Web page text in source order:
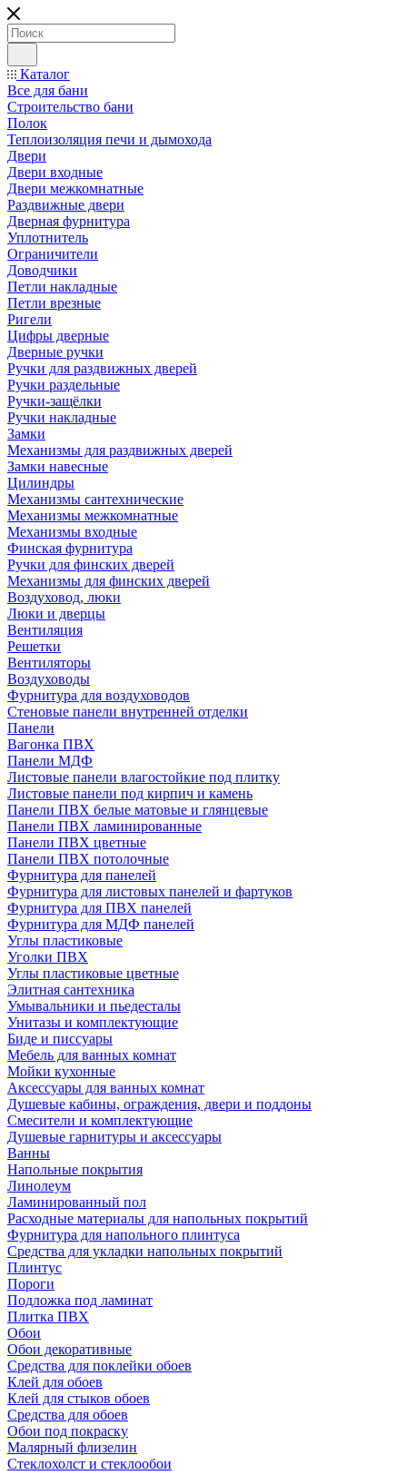
Каталог
Все для бани
Строительство бани
Полок
Теплоизоляция печи и дымохода
Двери
Двери входные
Двери межкомнатные
Раздвижные двери
Дверная фурнитура
Уплотнитель
Ограничители
Доводчики
Петли накладные
Петли врезные
Ригели
Цифры дверные
Дверные ручки
Ручки для раздвижных дверей
Ручки раздельные
Ручки-защёлки
Ручки накладные
Замки
Механизмы для раздвижных дверей
Замки навесные
Цилиндры
Механизмы сантехнические
Механизмы межкомнатные
Механизмы входные
Финская фурнитура
Ручки для финских дверей
Механизмы для финских дверей
Воздуховод, люки
Люки и дверцы
Вентиляция
Решетки
Вентиляторы
Воздуховоды
Фурнитура для воздуховодов
Стеновые панели внутренней отделки
Панели
Вагонка ПВХ
Панели МДФ
Листовые панели влагостойкие под плитку
Листовые панели под кирпич и камень
Панели ПВХ белые матовые и глянцевые
Панели ПВХ ламинированные
Панели ПВХ цветные
Панели ПВХ потолочные
Фурнитура для панелей
Фурнитура для листовых панелей и фартуков
Фурнитура для ПВХ панелей
Фурнитура для МДФ панелей
Углы пластиковые
Уголки ПВХ
Углы пластиковые цветные
Элитная сантехника
Умывальники и пьедесталы
Унитазы и комплектующие
Биде и писсуары
Мебель для ванных комнат
Мойки кухонные
Аксессуары для ванных комнат
Душевые кабины, ограждения, двери и поддоны
Смесители и комплектующие
Душевые гарнитуры и аксессуары
Ванны
Напольные покрытия
Линолеум
Ламинированный пол
Расходные материалы для напольных покрытий
Фурнитура для напольного плинтуса
Средства для укладки напольных покрытий
Плинтус
Пороги
Подложка под ламинат
Плитка ПВХ
Обои
Обои декоративные
Средства для поклейки обоев
Клей для обоев
Клей для стыков обоев
Средства для обоев
Обои под покраску
Малярный флизелин
Стеклохолст и стеклообои